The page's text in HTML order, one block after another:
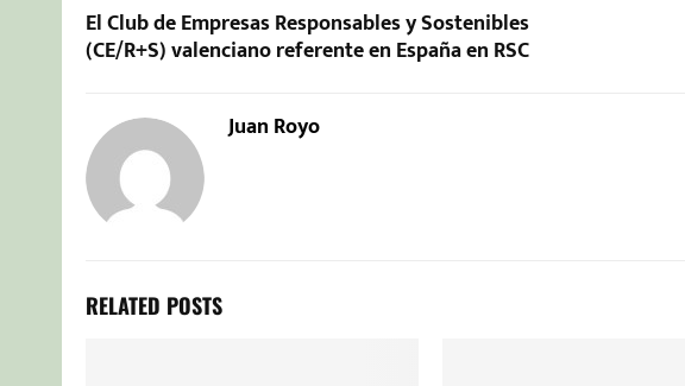
El Club de Empresas Responsables y Sostenibles
(CE/R+S) valenciano referente en España en RSC
Juan Royo
RELATED POSTS